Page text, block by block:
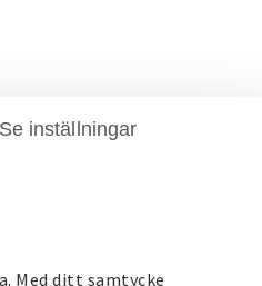
Se inställningar
Med ditt samtycke